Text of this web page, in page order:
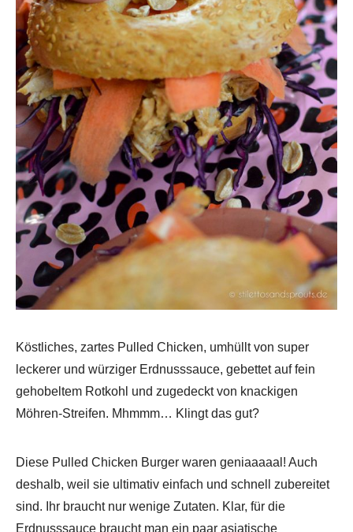
Köstliches, zartes Pulled Chicken, umhüllt von super
leckerer und würziger Erdnusssauce, gebettet auf fein
gehobeltem Rotkohl und zugedeckt von knackigen
Möhren-Streifen. Mhmmm… Klingt das gut?
Diese Pulled Chicken Burger waren geniaaaaal! Auch
deshalb, weil sie ultimativ einfach und schnell zubereitet
sind. Ihr braucht nur wenige Zutaten. Klar, für die
Erdnusssauce braucht man ein paar asiatische